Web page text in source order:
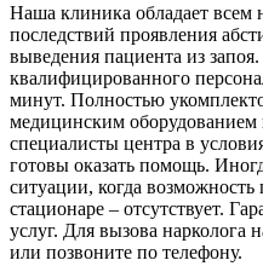
Наша клиника обладает всем
последствий проявления
выведения пациента из
квалифицированного
минут. Полностью
медицинским оборудованием
специалисты центра в
готовы оказать помощь.
ситуации, когда возможность
стационаре – отсутствует.
услуг. Для вызова нарколога
или позвоните по телефону.